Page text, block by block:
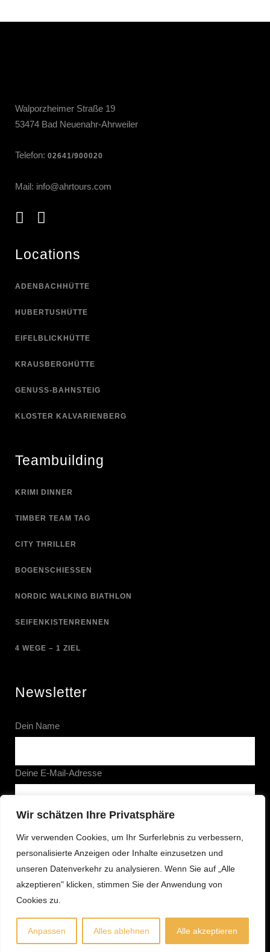
Wir schätzen Ihre Privatsphäre
Wir verwenden Cookies, um Ihr Surferlebnis zu verbessern,
personalisierte Anzeigen oder Inhalte einzusetzen und
unseren Datenverkehr zu analysieren. Wenn Sie auf „Alle
akzeptieren" klicken, stimmen Sie der Anwendung von
Cookies zu.
Anpassen Alles ablehnen Alle akzeptieren
Walporzheimer Straße 19
53474 Bad Neuenahr-Ahrweiler
Telefon: 02641/900020
Mail: info@ahrtours.com
Locations
ADENBACHHÜTTE
HUBERTUSHÜTTE
EIFELBLICKHÜTTE
KRAUSBERGHÜTTE
GENUSS-BAHNSTEIG
KLOSTER KALVARIENBERG
Teambuilding
KRIMI DINNER
TIMBER TEAM TAG
CITY THRILLER
BOGENSCHIESSEN
NORDIC WALKING BIATHLON
SEIFENKISTENRENNEN
4 WEGE – 1 ZIEL
Newsletter
Dein Name
Deine E-Mail-Adresse
We promise not to spam you